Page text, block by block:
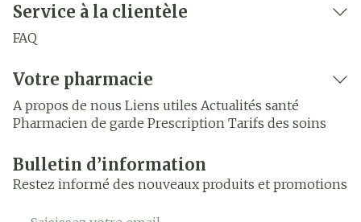
Service à la clientèle
FAQ
Votre pharmacie
A propos de nous Liens utiles Actualités santé
Pharmacien de garde Prescription Tarifs des soins
Bulletin d’information
Restez informé des nouveaux produits et promotions
Adresse mail